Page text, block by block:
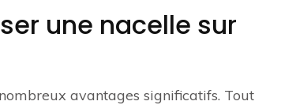
une nacelle sur
avantages significatifs. Tout